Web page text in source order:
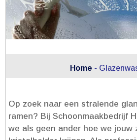
Home -
Op zoek naar een stralende
ramen? Bij Schoonmaakbedrijf
we als geen ander hoe we jouw